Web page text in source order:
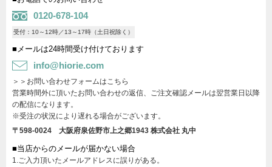
0120-678-104
受付：10～12時／13～17時（土日祝除く）
■メールは24時間受け付けております
info@hiorie.com
＞＞お問い合わせフォームはこちら
営業時間外に頂いたお問い合わせの返信、ご注文確認メールは翌営業日以降
の配信になります。
※受注の状況により遅れる場合がございます。
〒598-0024 大阪府泉佐野市上之郷1943 株式会社 丸中
■当店からのメールが届かない場合
1.ご入力頂いたメールアドレスに誤りがある。